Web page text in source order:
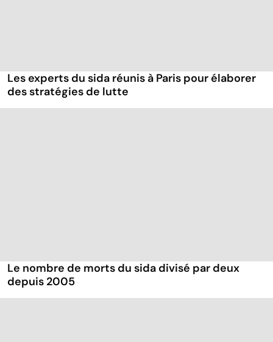
Les experts du sida réunis à Paris pour élaborer
des stratégies de lutte
Le nombre de morts du sida divisé par deux
depuis 2005